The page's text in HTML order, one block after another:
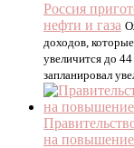
Россия
нефти и газа
доходов,
увеличится до
запланировал
на